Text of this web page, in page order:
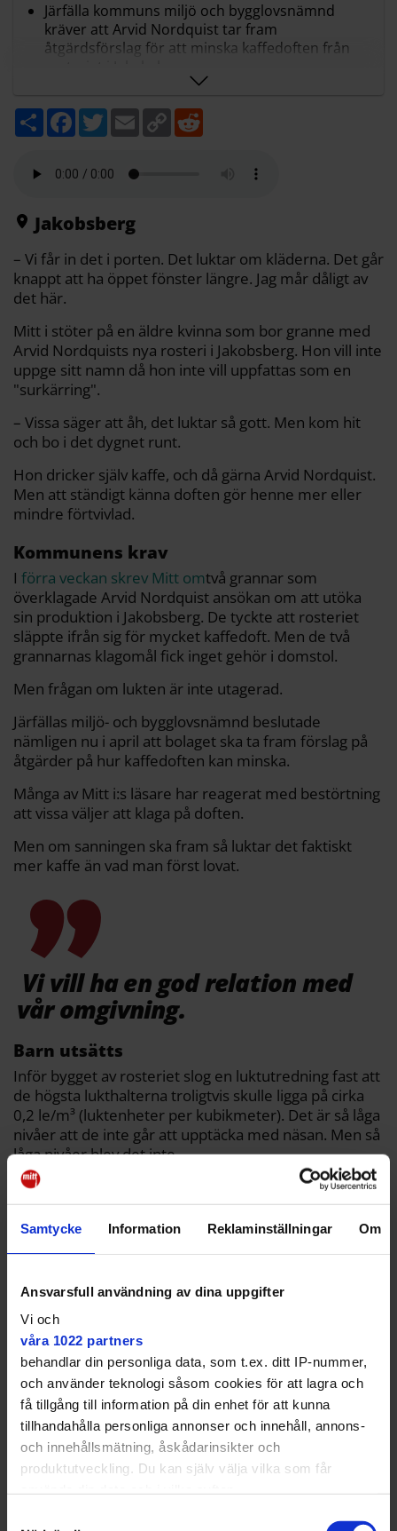
Samtycke Information Reklaminställningar Om
Ansvarsfull användning av dina uppgifter
Vi och
våra 1022 partners
behandlar din personliga data, som t.ex. ditt IP-nummer,
och använder teknologi såsom cookies för att lagra och
få tillgång till information på din enhet för att kunna
tillhandahålla personliga annonser och innehåll, annons-
och innehållsmätning, åskådarinsikter och
produktutveckling. Du kan själv välja vilka som får
Järfälla kommuns miljö och bygglovsnämnd
kräver att Arvid Nordquist tar fram
åtgärdsförslag för att minska kaffedoften från
En ny luktutredning visar uppmätta nivåer på 4
le per kubikmeter på vissa platser, betydligt
högre än de cirka 0,2 le per kubikmeter som
tidigare angavs
och att lukten tränger in i hem och kläder, vilket
Nämnden varnar för att kaffedoft i närliggande
reservat är ett onaturligt inslag i
naturupplevelsen och att barn på skolgårdar
kan tvingas känna lukten
Sammanfattningen är gjord med AI-stöd och granskad av
Mitt i:s redaktion
D
e
F
b
k
T
w
t
E
m
C
o
Jakobsberg
– Vi får in det i porten. Det luktar om kläderna. Det går
knappt att ha öppet fönster längre. Jag mår dåligt av
det här.
Mitt i stöter på en äldre kvinna som bor granne med
Arvid Nordquists nya rosteri i Jakobsberg. Hon vill inte
uppge sitt namn då hon inte vill uppfattas som en
"surkärring".
– Vissa säger att åh, det luktar så gott. Men kom hit
och bo i det dygnet runt.
Hon dricker själv kaffe, och då gärna Arvid Nordquist.
Men att ständigt känna doften gör henne mer eller
mindre förtvivlad.
Kommunens krav
I förra veckan skrev Mitt omtvå grannar som
överklagade Arvid Nordquist ansökan om att utöka
sin produktion i Jakobsberg. De tyckte att rosteriet
släppte ifrån sig för mycket kaffedoft. Men de två
grannarnas klagomål fick inget gehör i domstol.
Men frågan om lukten är inte utagerad.
Järfällas miljö- och bygglovsnämnd beslutade
nämligen nu i april att bolaget ska ta fram förslag på
åtgärder på hur kaffedoften kan minska.
Många av Mitt i:s läsare har reagerat med bestörtning
att vissa väljer att klaga på doften.
Men om sanningen ska fram så luktar det faktiskt
mer kaffe än vad man först lovat.
Vi vill ha en god relation med
vår omgivning.
Barn utsätts
Inför bygget av rosteriet slog en luktutredning fast att
de högsta lukthalterna troligtvis skulle ligga på cirka
0,2 le/m³ (luktenheter per kubikmeter). Det är så låga
nivåer att de inte går att upptäcka med näsan. Men så
låga nivåer blev det inte.
Enligt den nya luktutredningen från 2026 slår man
fast att den totala lukthalten på vissa platser
uppmättes till 4 le/m³.
Det finns inga svenska gränsvärden för lukt. Men det
Miljö- och bygglovsnämnden har tagit emot klagomål
där grannar beskriver nattsömn som störs eftersom
de väcks mitt i natten av lukten. En annan klagar på att
det luktade under en löprunda i den närliggande
reservatet.